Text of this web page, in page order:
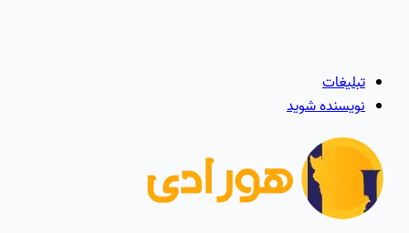
تبلیغات
نویسنده شوید